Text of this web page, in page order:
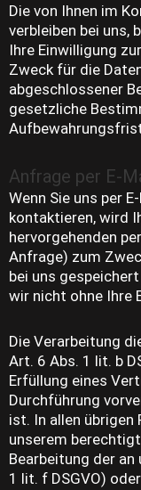
Die von Ihnen im
verbleiben bei uns,
Ihre Einwilligung
Zweck für die
abgeschlossener
gesetzliche
Anfrage per E-
Wenn Sie uns per
kontaktieren, wird
hervorgehenden
Anfrage) zum
bei uns
wir nicht ohne Ihre
Die Verarbeitung
Art. 6 Abs. 1 lit. b
Erfüllung eines
Durchführung
ist. In allen übrigen
unserem
Bearbeitung der
1 lit. f DSGVO)